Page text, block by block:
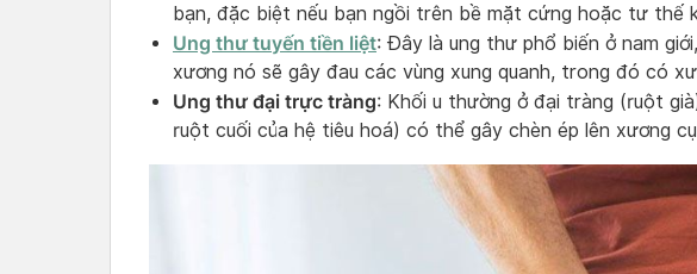
bạn, đặc biệt nếu bạn ngồi trên bề mặt cứng hoặc tư thế
Ung thư tuyến tiền liệt: Đây là ung thư phổ biến ở nam
xương nó sẽ gây đau các vùng xung quanh, trong đó có
Ung thư đại trực tràng: Khối u thường ở đại tràng (ruột
ruột cuối của hệ tiêu hoá) có thể gây chèn ép lên xương